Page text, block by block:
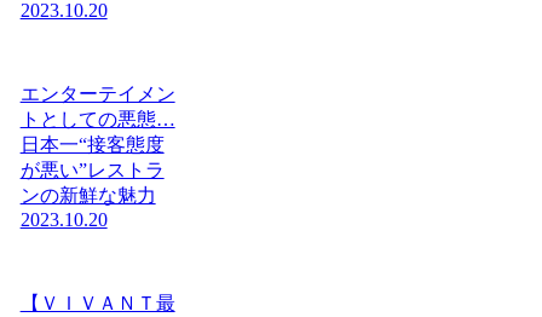
2023.10.20
エンターテイメン
トとしての悪態…
日本一“接客態度
が悪い”レストラ
ンの新鮮な魅力
2023.10.20
【ＶＩＶＡＮＴ最